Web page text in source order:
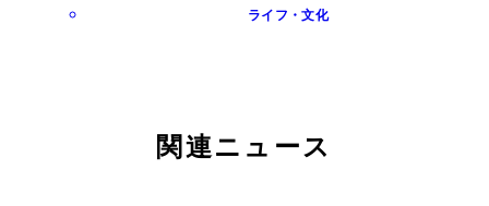
ライフ・文化
関連ニュース